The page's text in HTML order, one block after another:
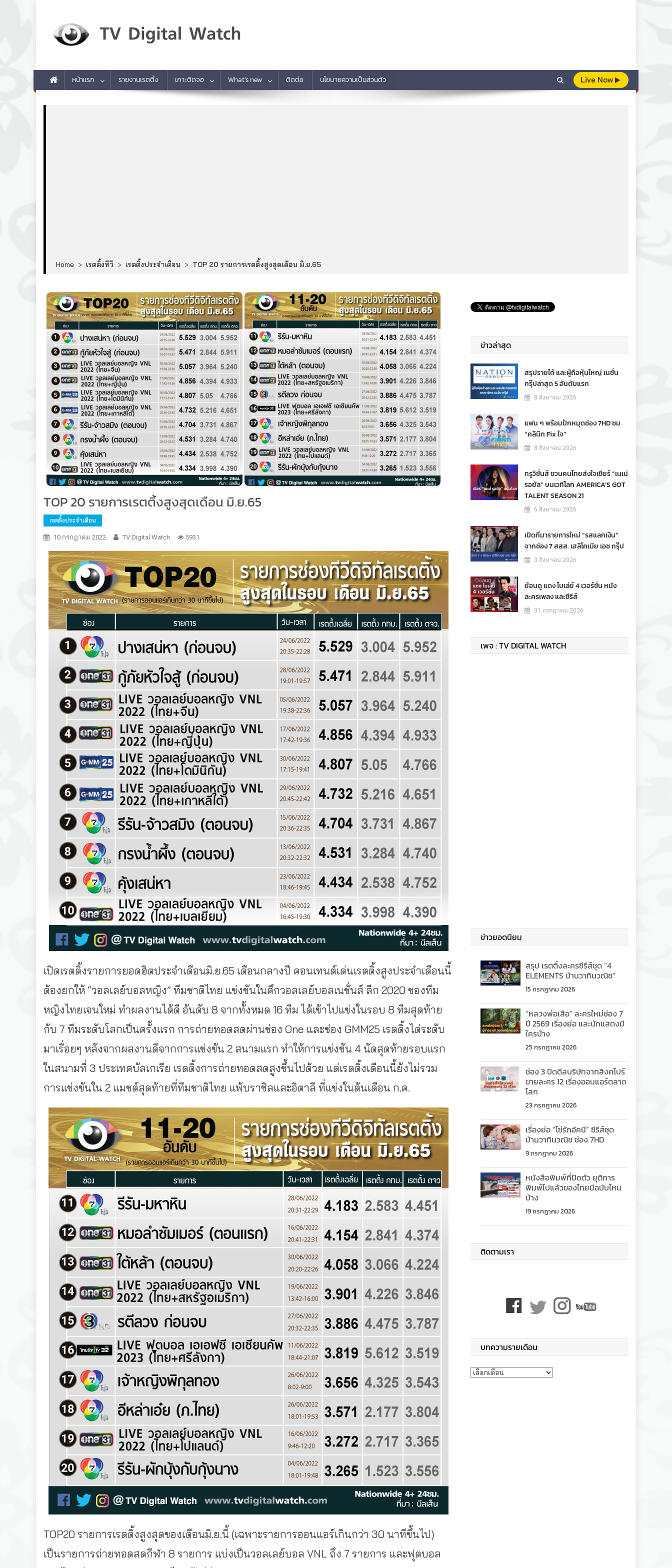
หน้าแรก รายงานเรตติ้ง เกาะติดจอ What’s new ติดต่อ นโยบายความเป็นส่วนตัว Live Now
Home > เรตติ้งทีวี > เรตติ้งประจำเดือน > TOP 20 รายการเรตติ้งสูงสุดเดือน มิ.ย.65
TOP 20 รายการเรตติ้งสูงสุดเดือน มิ.ย.65
เรตติ้งประจำเดือน
10 กรกฎาคม 2022 TV Digital Watch 5931
เปิดเรตติ้งรายการยอดฮิตประจำเดือนมิ.ย.65 เดือนกลางปี คอนเทนต์เด่นเรตติ้งสูงประจำเดือนนี้
ต้องยกให้ “วอลเลย์บอลหญิง” ทีมชาติไทย แข่งขันในศึกวอลเลย์บอลเนชั่นส์ ลีก 2020 ของทีม
หญิงไทยเจนใหม่ ทำผลงานได้ดี อันดับ 8 จากทั้งหมด 16 ทีม ได้เข้าไปแข่งในรอบ 8 ทีมสุดท้าย
กับ 7 ทีมระดับโลกเป็นครั้งแรก การถ่ายทอดสดผ่านช่อง One และช่อง GMM25 เรตติ้งไต่ระดับ
มาเรื่อยๆ หลังจากผลงานดีจากการแข่งขัน 2 สนามแรก ทำให้การแข่งขัน 4 นัดสุดท้ายรอบแรก
ในสนามที่ 3 ประเทศบัลเกเรีย เรตติ้งการถ่ายทอดสดสูงขึ้นไปด้วย แต่เรตติ้งเดือนนี้ยังไม่รวม
การแข่งขันใน 2 แมชต์สุดท้ายที่ทีมชาติไทย แพ้บราซิลและอิตาลี ที่แข่งในต้นเดือน ก.ค.
TOP20 รายการเรตติ้งสูงสุดของเดือนมิ.ย.นี้ (เฉพาะรายการออนแอร์เกินกว่า 30 นาทีขึ้นไป)
เป็นรายการถ่ายทอดสดกีฬา 8 รายการ แบ่งเป็นวอลเลย์บอล VNL ถึง 7 รายการ และฟุตบอล
ข่าวล่าสุด
สรุปรายได้ และผู้ถือหุ้นใหญ่ เนชั่น
กรุ๊ปล่าสุด 5 อันดับแรก
8 สิงหาคม 2026
แฟน ๆ พร้อมปักหมุดช่อง 7HD ชม
“คลินิก Fix ใจ”
8 สิงหาคม 2026
ทรูวิชั่นส์ ชวนคนไทยส่งใจเชียร์ “เนเน่
รอยัล” บนเวทีโลก AMERICA’S GOT
TALENT SEASON 21
6 สิงหาคม 2026
เปิดที่มารายการใหม่ “รสแลกเงิน”
จากช่อง 7 สสส. เฮลิโคเนีย เอช กรุ๊ป
3 สิงหาคม 2026
ย้อนดู แดง ไบเล่ย์ 4 เวอร์ชั่น หนัง
ละครเพลง และซีรีส์
31 กรกฎาคม 2026
เพจ : TV DIGITAL WATCH
ข่าวยอดนิยม
สรุป เรตติ้งละครซีรีส์ชุด “4
ELEMENTS บ้านวาทินวณิช”
15 กรกฎาคม 2026
“หลวงพ่อเสือ” ละครใหม่ช่อง 7
ปี 2569 เรื่องย่อ และนักแสดงมี
ใครบ้าง
25 กรกฎาคม 2026
ช่อง 3 ปิดดีลบริษัทจากสิงคโปร์
ขายละคร 12 เรื่องออนแอร์ตลาด
โลก
23 กรกฎาคม 2026
เรื่องย่อ “โซ่รักอัคนี” ซีรีส์ชุด
บ้านวาทินวณิช ช่อง 7HD
9 กรกฎาคม 2026
หนังสือพิมพ์ที่ปิดตัว ยุติการ
พิมพ์ไปแล้วของไทยมีฉบับไหน
บ้าง
19 กรกฎาคม 2026
ติดตามเรา
บทความรายเดือน
บทความรายเดือน